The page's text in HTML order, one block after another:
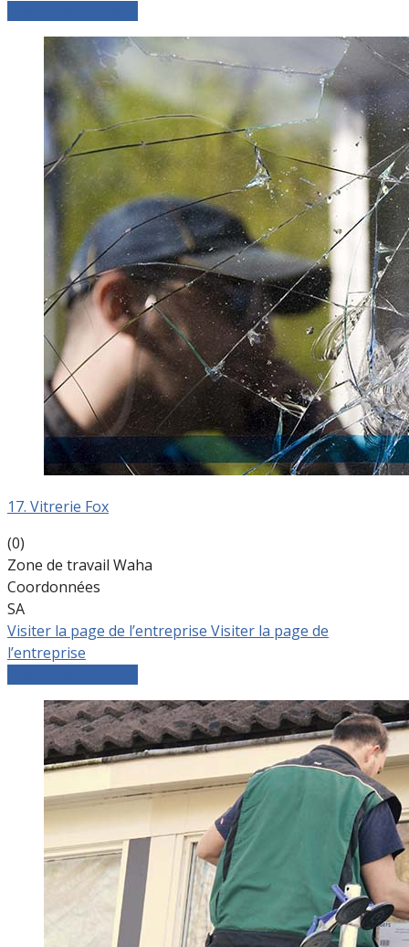
17. Vitrerie Fox
(0)
Zone de travail Waha
Coordonnées
SA
Visiter la page de l’entreprise Visiter la page de
l’entreprise